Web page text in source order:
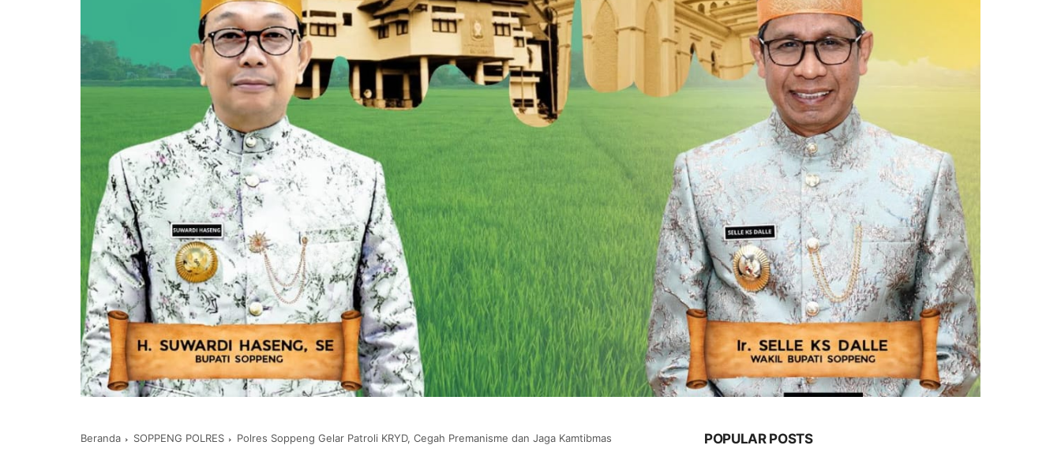
Beranda SOPPENG POLRES Polres Soppeng Gelar Patroli KRYD, Cegah Premanisme dan Jaga Kamtibmas POPULAR POSTS